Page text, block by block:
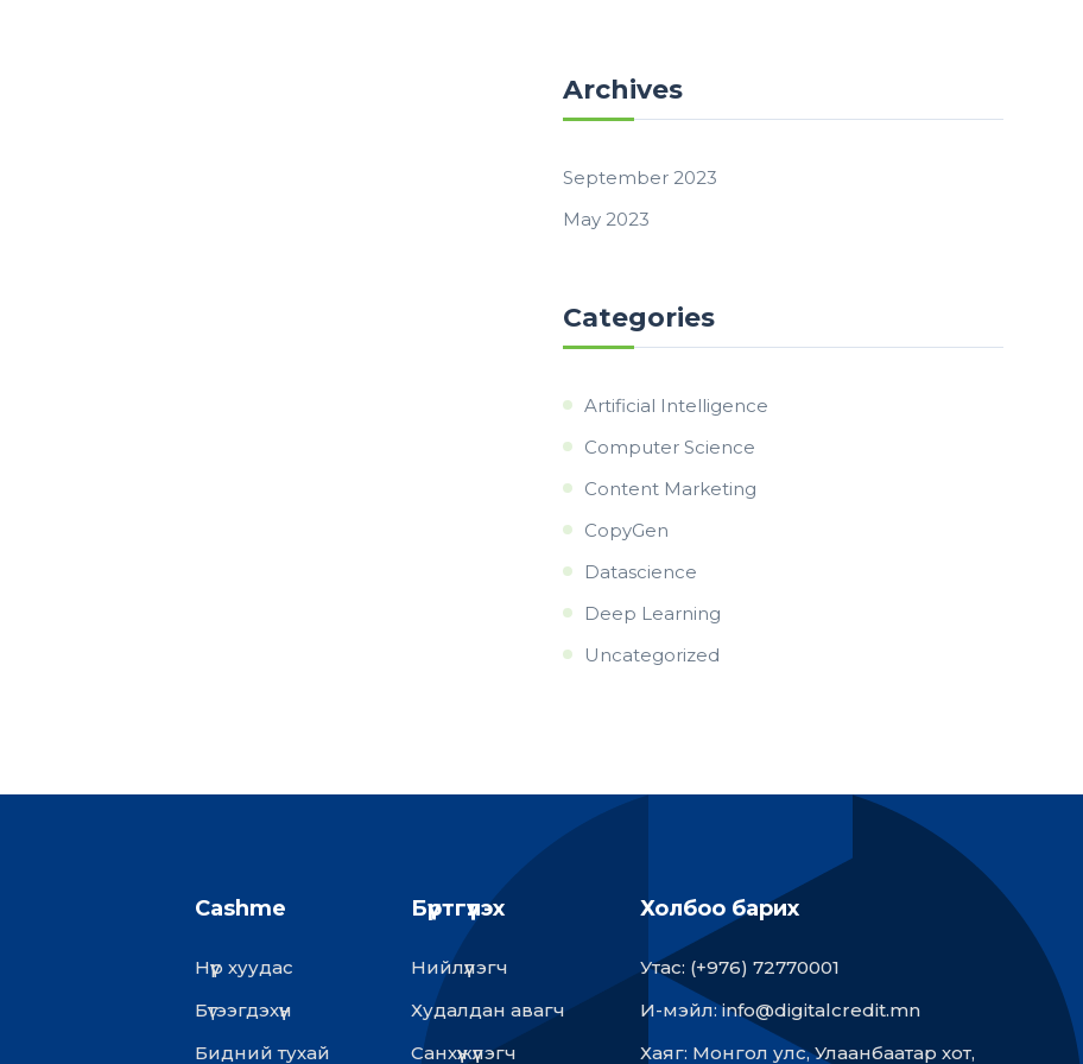
Archives
September 2023
May 2023
Categories
Artificial Intelligence
Computer Science
Content Marketing
CopyGen
Datascience
Deep Learning
Uncategorized
Cashme
Нүүр хуудас
Бүтээгдэхүүн
Бидний тухай
Бүртгүүлэх
Нийлүүлэгч
Худалдан авагч
Санхүүжүүлэгч
Холбоо барих
Утас: (+976) 72770001
И-мэйл: info@digitalcredit.mn
Хаяг: Монгол улс, Улаанбаатар хот,